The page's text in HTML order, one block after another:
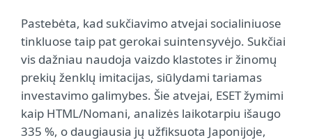
Pastebėta, kad sukčiavimo atvejai socialiniuose
tinkluose taip pat gerokai suintensyvėjo. Sukčiai
vis dažniau naudoja vaizdo klastotes ir žinomų
prekių ženklų imitacijas, siūlydami tariamas
investavimo galimybes. Šie atvejai, ESET žymimi
kaip HTML/Nomani, analizės laikotarpiu išaugo
335 %, o daugiausia jų užfiksuota Japonijoje,